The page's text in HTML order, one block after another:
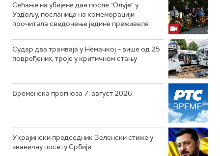
Сећање на убијене дан после "Олује" у
Уздољу, посланица на комеморацији
прочитала сведочење једине преживеле
Судар два трамваја у Немачкој – више од 25
повређених, троје у критичном стању
Временска прогноза 7. август 2026.
Украјински председник Зеленски стиже у
званичну посету Србији